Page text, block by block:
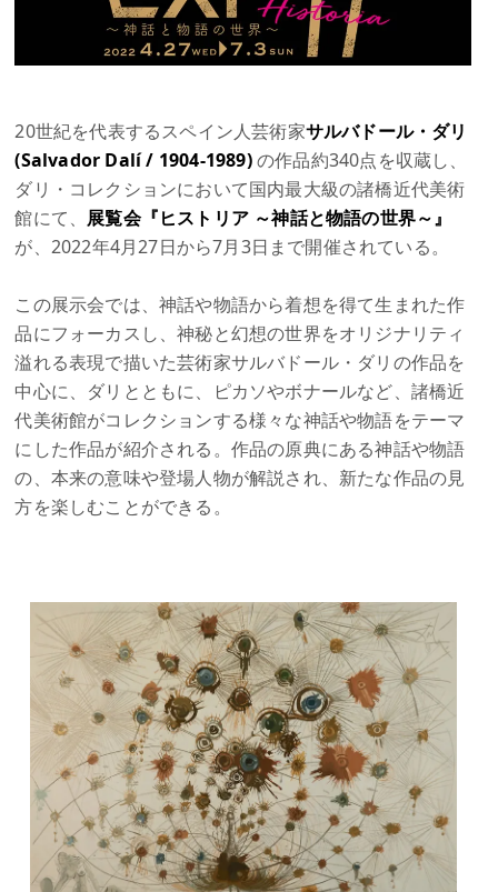
20世紀を代表するスペイン人芸術家サルバドール・ダリ
(Salvador Dalí / 1904-1989)の作品約340点を収蔵し、
ダリ・コレクションにおいて国内最大級の諸橋近代美術
館にて、 展覧会『ヒストリア ～神話と物語の世界～』
が、2022年4月27日から7月3日まで開催されている。
この展示会では、神話や物語から着想を得て生まれた作
品にフォーカスし、神秘と幻想の世界をオリジナリティ
溢れる表現で描いた芸術家サルバドール・ダリの作品を
中心に、ダリとともに、ピカソやボナールなど、諸橋近
代美術館がコレクションする様々な神話や物語をテーマ
にした作品が紹介される。作品の原典にある神話や物語
の、本来の意味や登場人物が解説され、新たな作品の見
方を楽しむことができる。